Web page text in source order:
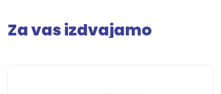
Za vas izdvajamo